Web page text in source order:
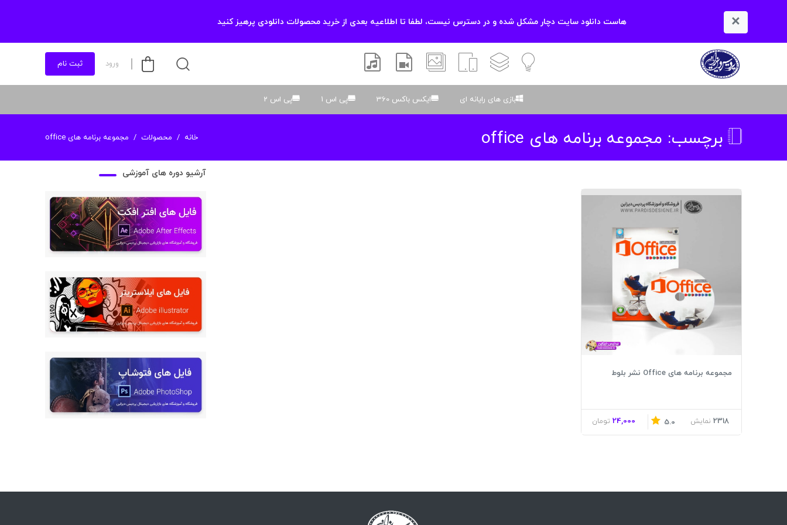
× هاست دانلود سایت دچار مشکل شده و در دسترس نیست، لطفا تا اطلاعیه بعدی از خرید محصولات دانلودی پرهیز کنید
آموزشیلایه باز اسکریپت والپیپر افتر افکتسموسیقی و صدا
ورود ثبت نام
بازی های رایانه ای ایکس باکس 360 پی اس 1 پی اس 2
برچسب: مجموعه برنامه های office خانه محصولات مجموعه برنامه های office
مجموعه برنامه های Office نشر بلوط
2318 نمایش 5.0
24,000 تومان
آرشیو دوره های آموزشی